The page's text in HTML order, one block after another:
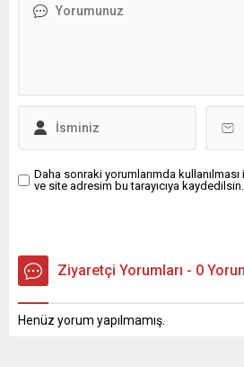
Daha sonraki yorumlarımda
ve site adresim bu tarayıcıya kaydedilsin.
Ziyaretçi Yorumları - 0
Henüz yorum yapılmamış.